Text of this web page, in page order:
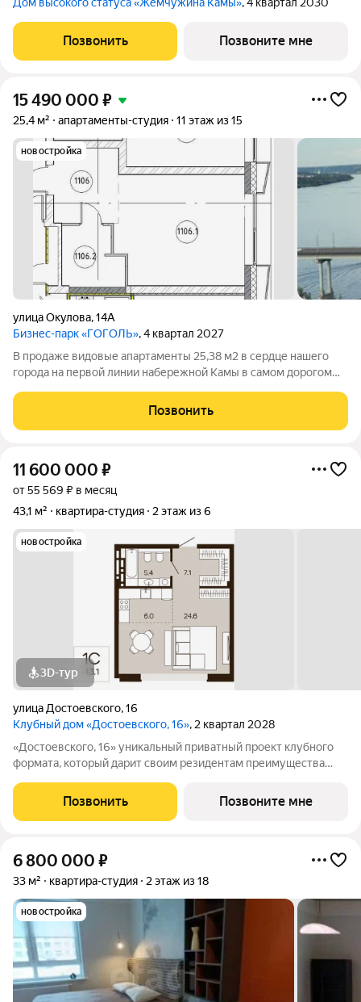
Позвонить Позвоните мне
15 490 000 ₽
25,4 м² апартаменты-студия 11 этаж из 15
новостройка
улица Окулова,14А
Бизнес-парк «ГОГОЛЬ», 4 квартал 2027
В продаже видовые aпаpтаменты 25,38 м2 в сердце нашего
города на первой линии набережной Камы в самом дорогом
характером, которое работает на Ваш статус. Апартаменты
бизнес- класса расположены на 11
Позвонить
11 600 000 ₽
от 55 569 ₽ в месяц
43,1 м²
квартира-студия 2 этаж из 6
новостройка
3D-тур
улица Достоевского,16
Клубный дом «Достоевского, 16», 2 квартал 2028
«Достоевского, 16» уникальный приватный проект клубного
формата, который дарит своим резидентам преимущества
сохраняя приватность. Находиться среди людей и
одновременно в уединенном месте,
Позвонить Позвоните мне
6 800 000 ₽
33 м² квартира-студия 2 этаж из 18
новостройка